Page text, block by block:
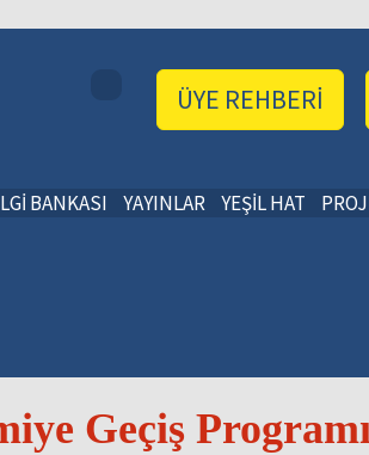
ÜYE REHBERİ
BANKASI YAYINLAR YEŞİL HAT
Geçiş